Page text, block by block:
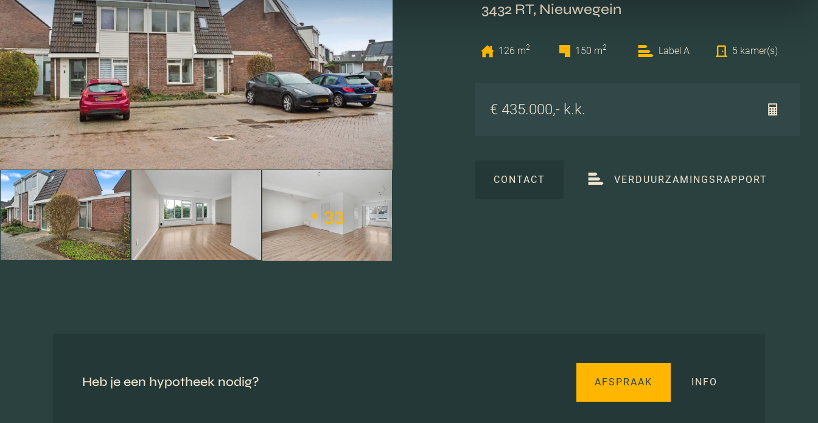
+ 33
3432 RT, Nieuwegein
126 m2 150 m2 Label A 5 kamer(s)
€ 435.000,- k.k.
CONTACT VERDUURZAMINGSRAPPORT
Heb je een hypotheek nodig? AFSPRAAK INFO